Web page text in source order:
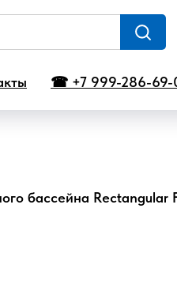
☎ +7 999-286-69-
бассейна Rectangular